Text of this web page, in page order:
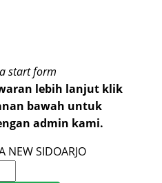
start form
lebih lanjut klik
bawah untuk
admin kami.
NEW SIDOARJO